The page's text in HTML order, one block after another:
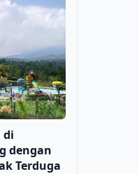
di
dengan
Terduga